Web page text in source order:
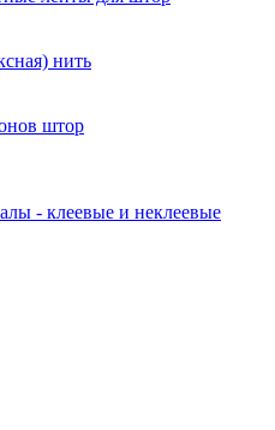
нить
штор
- клеевые и неклеевые